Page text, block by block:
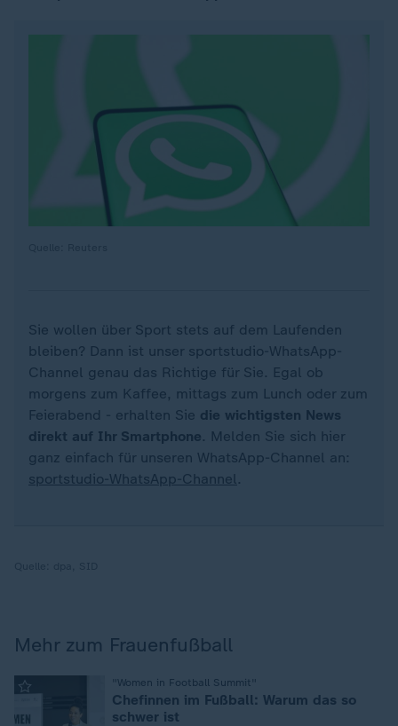
Sie wollen über Sport stets auf dem Laufenden
bleiben? Dann ist unser sportstudio-WhatsApp-
Channel genau das Richtige für Sie. Egal ob
morgens zum Kaffee, mittags zum Lunch oder zum
Feierabend - erhalten Sie die wichtigsten News
direkt auf Ihr Smartphone. Melden Sie sich hier
ganz einfach für unseren WhatsApp-Channel an:
sportstudio-WhatsApp-Channel.
Mehr zum Frauenfußball
"Women in Football Summit"
Chefinnen im Fußball: Warum das so
schwer ist